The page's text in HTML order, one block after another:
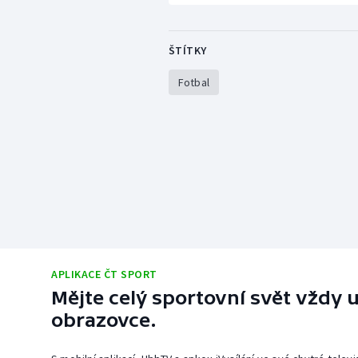
ŠTÍTKY
Fotbal
APLIKACE ČT SPORT
Mějte celý sportovní svět vždy
obrazovce.